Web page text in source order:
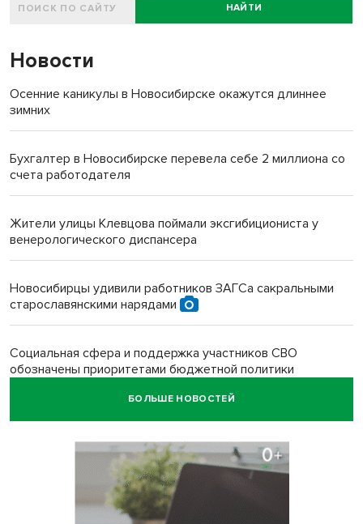
НАЙТИ
Новости
Осенние каникулы в Новосибирске окажутся длиннее
зимних
Бухгалтер в Новосибирске перевела себе 2 миллиона со
счета работодателя
Жители улицы Клевцова поймали эксгибициониста у
венерологического диспансера
Новосибирцы удивили работников ЗАГСа сакральными
старославянскими нарядами
Социальная сфера и поддержка участников СВО
обозначены приоритетами бюджетной политики
Парашютную вышку за 16 миллионов закупил детский
лагерь под Новосибирском
БОЛЬШЕ НОВОСТЕЙ